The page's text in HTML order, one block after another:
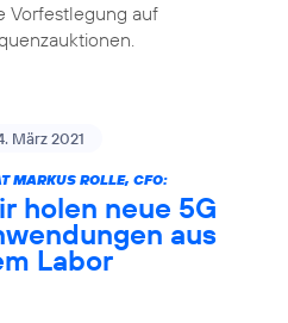
Vorfestlegung auf
März 2021
MARKUS ROLLE, CFO:
holen neue 5G
aus
Labor